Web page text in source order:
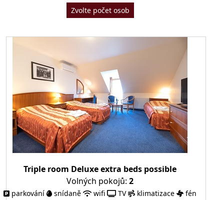
Zvolte počet osob
Triple room Deluxe extra beds possible
Volných pokojů: 2
parkování snídaně wifi TV klimatizace
fén